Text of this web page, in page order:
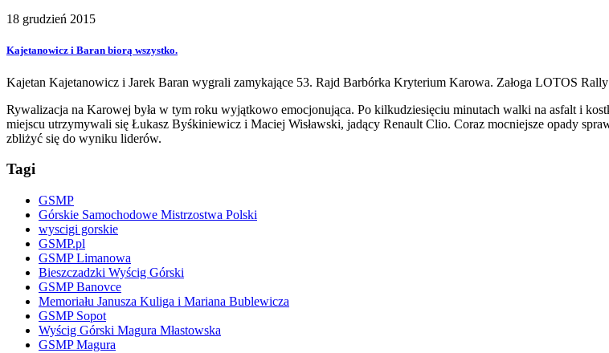
18 grudzień 2015
Kajetanowicz i Baran biorą wszystko.
Kajetan Kajetanowicz i Jarek Baran wygrali zamykające 53. Rajd Barbórka Kryterium Karowa. Załoga LOTOS
Rywalizacja na Karowej była w tym roku wyjątkowo emocjonująca. Po kilkudziesięciu minutach walki na asfalt i
miejscu utrzymywali się Łukasz Byśkiniewicz i Maciej Wisławski, jadący Renault Clio. Coraz mocniejsze opady
zbliżyć się do wyniku liderów.
Tagi
GSMP
Górskie Samochodowe Mistrzostwa Polski
wyscigi gorskie
GSMP.pl
GSMP Limanowa
Bieszczadzki Wyścig Górski
GSMP Banovce
Memoriału Janusza Kuliga i Mariana Bublewicza
GSMP Sopot
Wyścig Górski Magura Młastowska
GSMP Magura